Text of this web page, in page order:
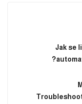
Jak se